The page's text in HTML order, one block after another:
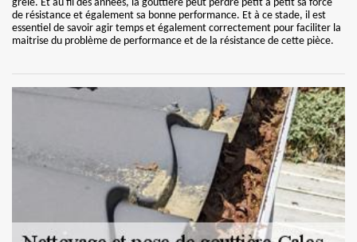
grêle. Et au fil des années, la gouttière peut perdre petit à petit sa force
de résistance et également sa bonne performance. Et à ce stade, il est
essentiel de savoir agir temps et également correctement pour faciliter la
maitrise du problème de performance et de la résistance de cette pièce.